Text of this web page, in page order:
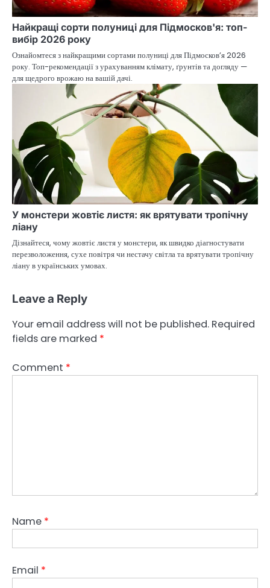
Найкращі сорти полуниці для Підмосков'я: топ-
вибір 2026 року
Ознайомтеся з найкращими сортами полуниці для Підмосков’я 2026
року. Топ-рекомендації з урахуванням клімату, ґрунтів та догляду —
для щедрого врожаю на вашій дачі.
У монстери жовтіє листя: як врятувати тропічну
ліану
Дізнайтеся, чому жовтіє листя у монстери, як швидко діагностувати
перезволоження, сухе повітря чи нестачу світла та врятувати тропічну
ліану в українських умовах.
Leave a Reply
Your email address will not be published. Required
fields are marked *
Comment *
Name *
Email *